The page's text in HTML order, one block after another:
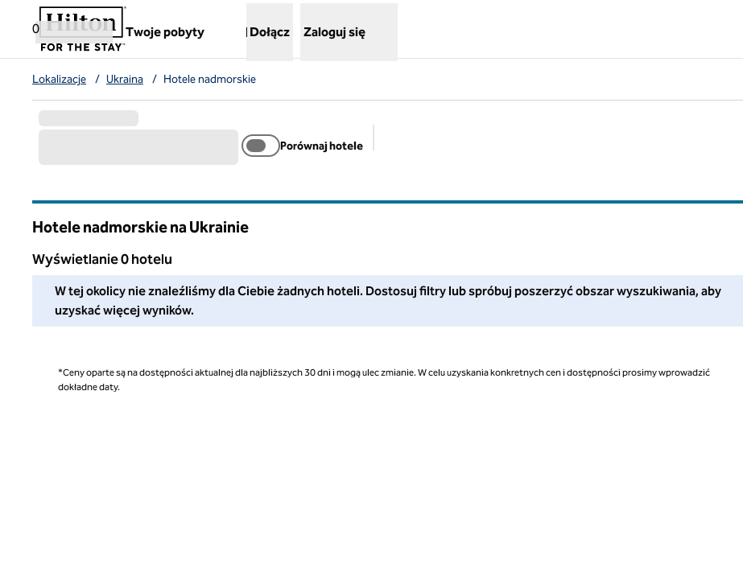
Przejdź do treści
0
Twoje pobyty
,otwiera nową kartę
Dołącz Zaloguj się
Lokalizacje / Ukraina / Hotele nadmorskie
Porównaj hotele
Hotele nadmorskie na Ukrainie
Wyświetlanie 0 hotelu
W tej okolicy nie znaleźliśmy dla Ciebie żadnych hoteli. Dostosuj filtry lub spróbuj poszerzyć obszar wyszukiwania, aby uzyskać
W tej okolicy nie znaleźliśmy dla Ciebie żadnych hoteli. Dostosuj filtry lub spróbuj poszerzyć obszar wyszukiwania, aby
uzyskać więcej wyników.
*Ceny oparte są na dostępności aktualnej dla najbliższych 30 dni i mogą ulec zmianie. W celu uzyskania konkretnych cen i dostępności prosimy wprowadzić
dokładne daty.